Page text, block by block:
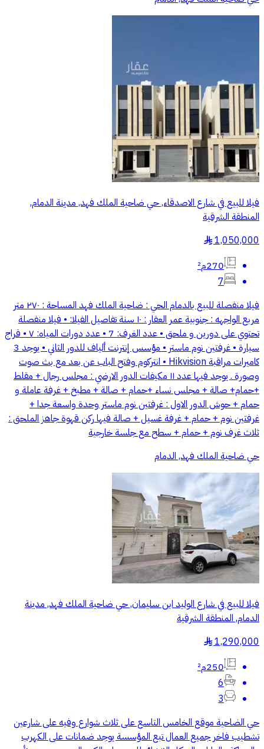
فيلا للبيع في شارع الاصدقاء, حي ضاحية الملك فهد, مدينة الدمام,
المنطقة الشرقية
1,050,000
§
270م²
7
فيلا منفصلة للبيع بالدمام الحي : ضاحية الملك فهد المساحة : ٢٧٠ متر
مربع الواجهه : جنوبية عمر العقار : ١٠ سنة تفاصيل الفيلا: • فيلا منفصلة
تحتوي على دورين و ملحق • عدد الغرف: 7 • عدد دورات المياه: ٧ • قراج
سيارة • غرفتين نوم ماستر • مؤسس إنترنت ألياف للدور الثاني • يوجد 3
كاميرات مراقبة Hikvision • انتركوم وفتح الباب عن بعد مع بث صوت
وصورة . يوجد فيها عدد ١١ مكيفات الدور الارضي : مجلس رجال + مقلط
+حمام+ صالة + مجلس نساء +حمام + صالة + مطبخ + غرفة عاملة و
حمام + حوش الدور الاول : غرفتين نوم ماستر وحدة واسعة جدا +
غرفتين نوم + حمام + غرفة غسيل + صالة فيها ركن قهوة جاهز الملحق :
ثلاث غرف نوم + حمام + سطح مع جلسة خارجية
حي ضاحية الملك فهد, الدمام
فيلا للبيع في شارع الوليد ابن سليمان, حي ضاحية الملك فهد, مدينة
الدمام, المنطقة الشرقية
1,290,000
§
250م²
6
3
حي الضاحية موقع الخامس التاسع على ثلاث شوارع وفيه على شارعين
تشطيب فاخر جميع العمال تبع المؤسسة يوجد ضمانات على الكهرب